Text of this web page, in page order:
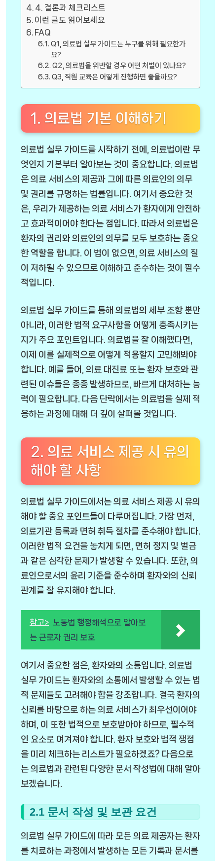
4. 결론과 체크리스트
이런 글도 읽어보세요
FAQ
Q1, 의료법 실무 가이드는 누구를 위해 필요한가
요?
Q2, 의료법을 위반할 경우 어떤 처벌이 있나요?
Q3, 직원 교육은 어떻게 진행하면 좋을까요?
1. 의료법 기본 이해하기
의료법 실무 가이드를 시작하기 전에, 의료법이란 무
엇인지 기본부터 알아보는 것이 중요합니다. 의료법
은 의료 서비스의 제공과 그에 따른 의료인의 의무
및 권리를 규명하는 법률입니다. 여기서 중요한 것
은, 우리가 제공하는 의료 서비스가 환자에게 안전하
고 효과적이어야 한다는 점입니다. 따라서 의료법은
환자의 권리와 의료인의 의무를 모두 보호하는 중요
한 역할을 합니다. 이 법이 없으면, 의료 서비스의 질
이 저하될 수 있으므로 이해하고 준수하는 것이 필수
적입니다.
의료법 실무 가이드를 통해 의료법의 세부 조항 뿐만
아니라, 이러한 법적 요구사항을 어떻게 충족시키는
지가 주요 포인트입니다. 의료법을 잘 이해했다면,
이제 이를 실제적으로 어떻게 적용할지 고민해봐야
합니다. 예를 들어, 의료 대진료 또는 환자 보호와 관
련된 이슈들은 종종 발생하므로, 빠르게 대처하는 능
력이 필요합니다. 다음 단락에서는 의료법을 실제 적
용하는 과정에 대해 더 깊이 살펴볼 것입니다.
2. 의료 서비스 제공 시 유의
해야 할 사항
의료법 실무 가이드에서는 의료 서비스 제공 시 유의
해야 할 중요 포인트들이 다루어집니다. 가장 먼저,
의료기관 등록과 면허 취득 절차를 준수해야 합니다.
이러한 법적 요건을 놓치게 되면, 면허 정지 및 벌금
과 같은 심각한 문제가 발생할 수 있습니다. 또한, 의
료인으로서의 윤리 기준을 준수하며 환자와의 신뢰
관계를 잘 유지해야 합니다.
참고> 노동법 행정해석으로 알아보
는 근로자 권리 보호
여기서 중요한 점은, 환자와의 소통입니다. 의료법
실무 가이드는 환자와의 소통에서 발생할 수 있는 법
적 문제들도 고려해야 함을 강조합니다. 결국 환자의
신뢰를 바탕으로 하는 의료 서비스가 최우선이어야
하며, 이 또한 법적으로 보호받아야 하므로, 필수적
인 요소로 여겨져야 합니다. 환자 보호와 법적 쟁점
을 미리 체크하는 리스트가 필요하겠죠? 다음으로
는 의료법과 관련된 다양한 문서 작성법에 대해 알아
보겠습니다.
2.1 문서 작성 및 보관 요건
의료법 실무 가이드에 따라 모든 의료 제공자는 환자
를 치료하는 과정에서 발생하는 모든 기록과 문서를